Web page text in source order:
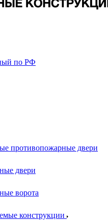
по РФ
противопожарные двери
двери
ворота
конструкции